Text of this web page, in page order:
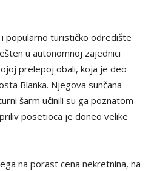
popularno turističko odredište
u autonomnoj zajednici
prelepoj obali, koja je deo
Blanka. Njegova sunčana
šarm učinili su ga poznatom
posetioca je doneo velike
na porast cena nekretnina, na